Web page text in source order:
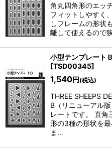
角丸四角形のエッ
フィットしやすく
しフレームの形状
離して使えるので
小型テンプレート
[TSD00345]
1,540円 (税込)
THREE SHEEPS
B（リニューアル
レートです。 直
形の3種の形状を
ま…